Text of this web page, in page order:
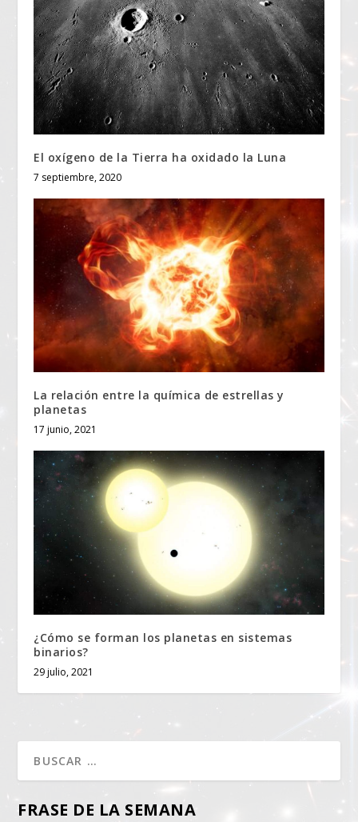
El oxígeno de la Tierra ha oxidado la Luna
7 septiembre, 2020
La relación entre la química de estrellas y
planetas
17 junio, 2021
¿Cómo se forman los planetas en sistemas
binarios?
29 julio, 2021
FRASE DE LA SEMANA